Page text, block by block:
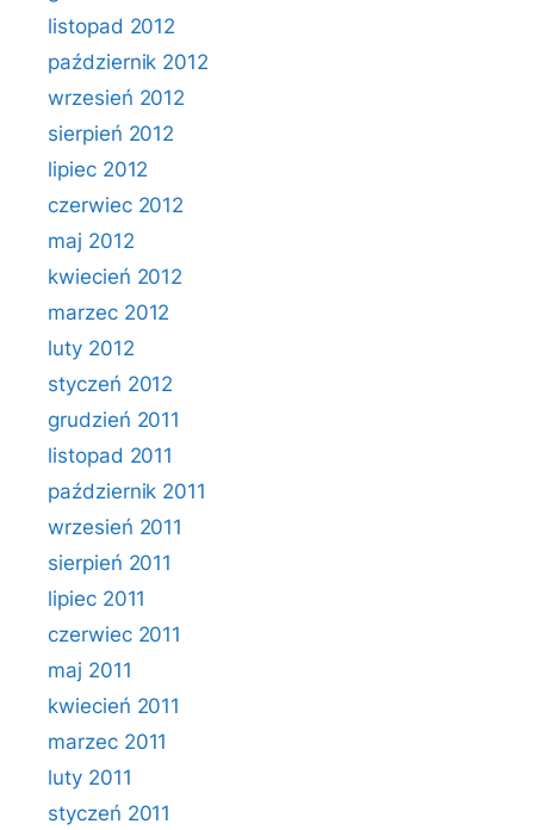
listopad 2012
październik 2012
wrzesień 2012
sierpień 2012
lipiec 2012
czerwiec 2012
maj 2012
kwiecień 2012
marzec 2012
luty 2012
styczeń 2012
grudzień 2011
listopad 2011
październik 2011
wrzesień 2011
sierpień 2011
lipiec 2011
czerwiec 2011
maj 2011
kwiecień 2011
marzec 2011
luty 2011
styczeń 2011